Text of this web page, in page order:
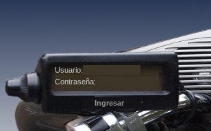
Usuario:
Contraseña: